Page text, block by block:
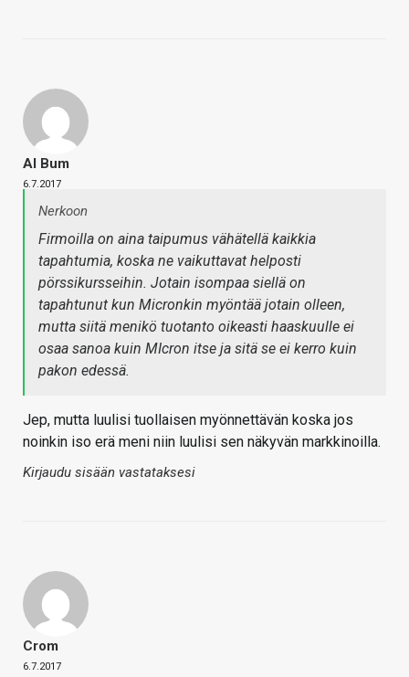
Al Bum
6.7.2017
Nerkoon
Firmoilla on aina taipumus vähätellä kaikkia
tapahtumia, koska ne vaikuttavat helposti
pörssikursseihin. Jotain isompaa siellä on
tapahtunut kun Micronkin myöntää jotain olleen,
mutta siitä menikö tuotanto oikeasti haaskuulle ei
osaa sanoa kuin MIcron itse ja sitä se ei kerro kuin
pakon edessä.
Jep, mutta luulisi tuollaisen myönnettävän koska jos
noinkin iso erä meni niin luulisi sen näkyvän markkinoilla.
Kirjaudu sisään vastataksesi
Crom
6.7.2017